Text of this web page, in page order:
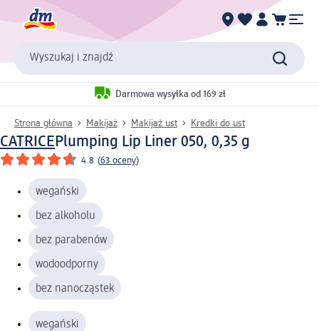
Wyszukaj i znajdź
Darmowa wysyłka od 169 zł
Strona główna Makijaż Makijaż ust Kredki do ust
CATRICEPlumping Lip Liner 050, 0,35 g
4.8 (63 oceny)
wegański
bez alkoholu
bez parabenów
wodoodporny
bez nanocząstek
wegański